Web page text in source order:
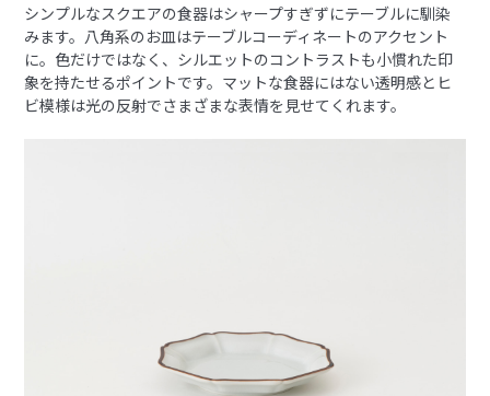
シンプルなスクエアの食器はシャープすぎずにテーブルに馴染
みます。八角系のお皿はテーブルコーディネートのアクセント
に。色だけではなく、シルエットのコントラストも小慣れた印
象を持たせるポイントです。マットな食器にはない透明感とヒ
ビ模様は光の反射でさまざまな表情を見せてくれます。